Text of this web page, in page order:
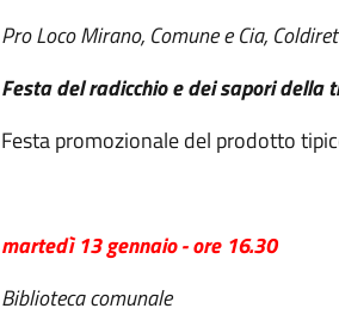
Pro Loco Mirano, Comune eCia,
Festa del radicchio e dei sapori della
Festa promozionale del prodotto
martedì 13 gennaio - ore 16.30
Biblioteca comunale